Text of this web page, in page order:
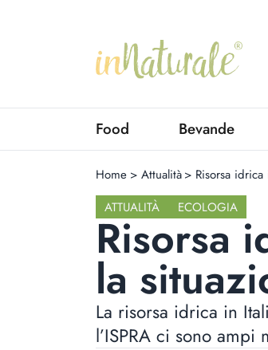
Food Bevande
Home > Attualità > Risorsa
ATTUALITÀ
ECOLOGIA
Risorsa
la
La risorsa idrica in
l’ISPRA ci sono